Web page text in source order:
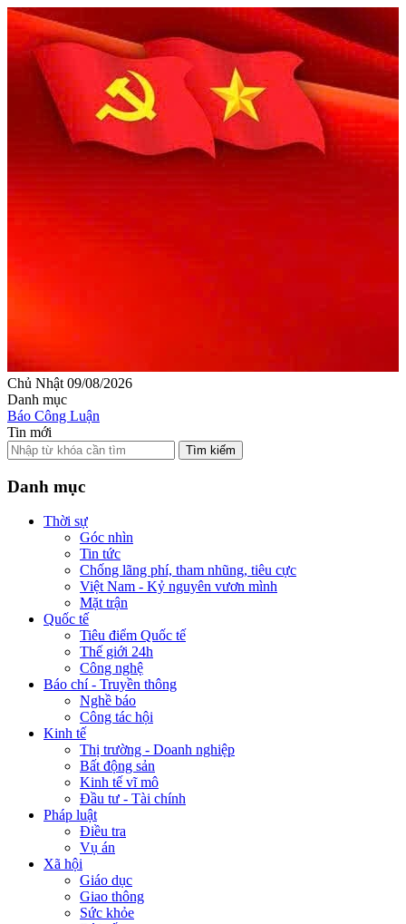
Chủ Nhật 09/08/2026
Danh mục
Báo Công Luận
Tin mới
Tìm kiếm
Danh mục
Thời sự
Góc nhìn
Tin tức
Chống lãng phí, tham nhũng, tiêu cực
Việt Nam - Kỷ nguyên vươn mình
Mặt trận
Quốc tế
Tiêu điểm Quốc tế
Thế giới 24h
Công nghệ
Báo chí - Truyền thông
Nghề báo
Công tác hội
Kinh tế
Thị trường - Doanh nghiệp
Bất động sản
Kinh tế vĩ mô
Đầu tư - Tài chính
Pháp luật
Điều tra
Vụ án
Xã hội
Giáo dục
Giao thông
Sức khỏe